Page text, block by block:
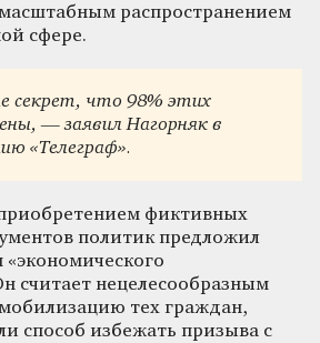
масштабным распространением
сфере.
секрет, что 98% этих
— заявил Нагорняк в
«Телеграф».
фиктивных
политик предложил
«экономического
считает нецелесообразным
тех граждан,
способ избежать призыва с